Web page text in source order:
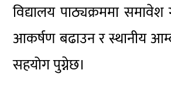
विद्यालय पाठ्यक्रममा
आकर्षण बढाउन र स्थानीय
सहयोग पुग्नेछ।